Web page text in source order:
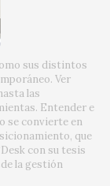
sus distintos
Ver
las
Entender e
se convierte en
que
con su tesis
la gestión